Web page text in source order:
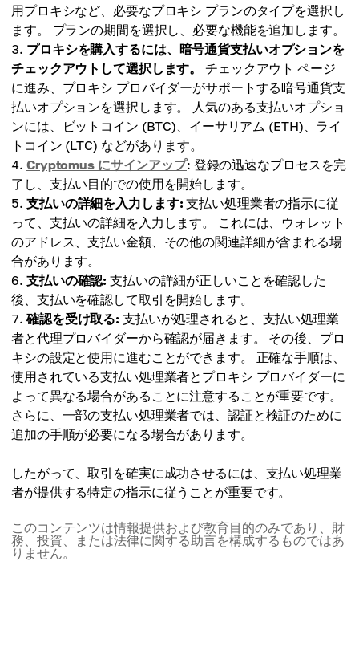
用プロキシなど、必要なプロキシ プランのタイプを選択し
ます。 プランの期間を選択し、必要な機能を追加します。
プロキシを購入するには、暗号通貨支払いオプションを
チェックアウトして選択します。
チェックアウト ページ
に進み、プロキシ プロバイダーがサポートする暗号通貨支
払いオプションを選択します。 人気のある支払いオプショ
ンには、ビットコイン (BTC)、イーサリアム (ETH)、ライ
トコイン (LTC) などがあります。
Cryptomus にサインアップ: 登録の迅速なプロセスを完
了し、支払い目的での使用を開始します。
支払いの詳細を入力します: 支払い処理業者の指示に従
って、支払いの詳細を入力します。 これには、ウォレット
のアドレス、支払い金額、その他の関連詳細が含まれる場
合があります。
支払いの確認: 支払いの詳細が正しいことを確認した
後、支払いを確認して取引を開始します。
確認を受け取る: 支払いが処理されると、支払い処理業
者と代理プロバイダーから確認が届きます。 その後、プロ
キシの設定と使用に進むことができます。 正確な手順は、
使用されている支払い処理業者とプロキシ プロバイダーに
よって異なる場合があることに注意することが重要です。
さらに、一部の支払い処理業者では、認証と検証のために
追加の手順が必要になる場合があります。
したがって、取引を確実に成功させるには、支払い処理業
者が提供する特定の指示に従うことが重要です。
このコンテンツは情報提供および教育目的のみであり、財
務、投資、または法律に関する助言を構成するものではあ
りません。